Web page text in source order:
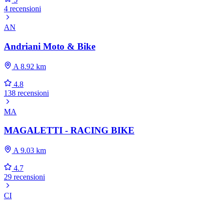
4 recensioni
AN
Andriani Moto & Bike
A 8.92 km
4.8
138 recensioni
MA
MAGALETTI - RACING BIKE
A 9.03 km
4.7
29 recensioni
CI